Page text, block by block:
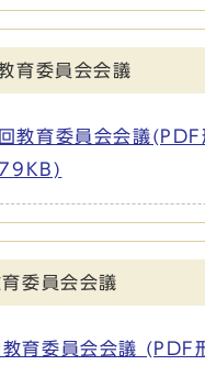
育委員会会議
教育委員会会議(PDF
委員会会議
育委員会会議 (PDF